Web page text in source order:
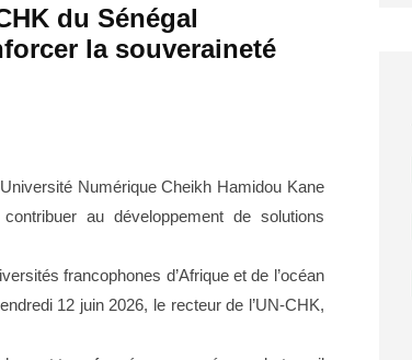
du Sénégal
la souveraineté
Numérique Cheikh Hamidou Kane
au développement de solutions
francophones d’Afrique et de l’océan
12 juin 2026, le recteur de l’UN-CHK,